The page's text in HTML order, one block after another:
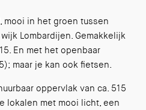
mooi in het groen tussen
Lombardijen. Gemakkelijk
En met het openbaar
maar je kan ook fietsen.
oppervlak van ca. 515
lokalen met mooi licht, een